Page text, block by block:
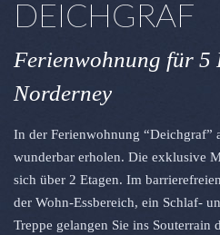
DEICHGRAF
Ferienwohnung für 5
Norderney
In der Ferienwohnung “Deichgraf”
wunderbar erholen. Die exklusive
sich über 2 Etagen. Im
der Wohn-Essbereich, ein Schlaf-
Treppe gelangen Sie ins